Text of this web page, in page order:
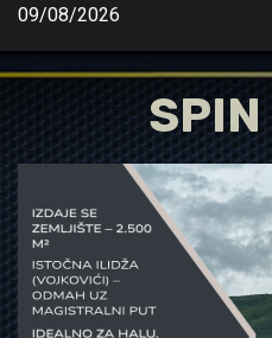
Skip
content
09/08/2026
SPIN